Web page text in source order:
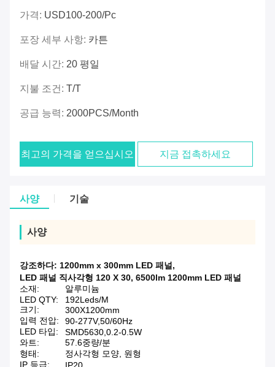
가격: USD100-200/pc
포장 세부 사항: 카튼
배달 시간: 20 평일
지불 조건: T/T
공급 능력: 2000PCS/Month
최고의 가격을 얻으십시오 지금 접촉하세요
사양 기술
사양
강조하다: 1200mm x 300mm LED 패널,
LED 패널 직사각형 120 X 30, 6500lm 1200mm LED 패널
소재:
알루미늄
LED QTY:
192Leds/M
크기:
300X1200mm
입력 전압:
90-277V,50/60Hz
LED 타입:
SMD5630,0.2-0.5W
와트:
57.6중량/분
형태:
정사각형 모양, 원형
IP 등급: